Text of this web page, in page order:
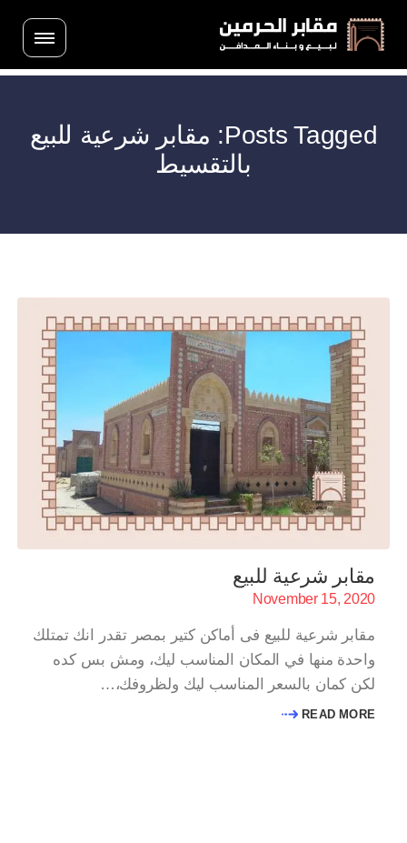
Posts Tagged: مقابر شرعية للبيع
بالتقسيط
مقابر شرعية للبيع
November 15, 2020
مقابر شرعية للبيع فى أماكن كتير بمصر تقدر انك تمتلك
واحدة منها في المكان المناسب ليك، ومش بس كده
لكن كمان بالسعر المناسب ليك ولظروفك،…
READ MORE